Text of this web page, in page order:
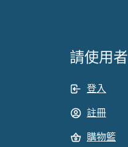
請使用者
登入
註冊
購物籃